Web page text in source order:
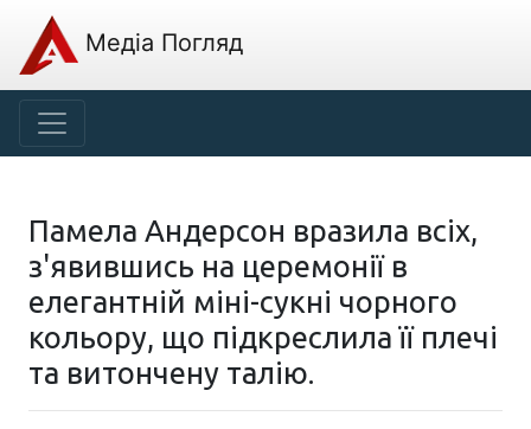
Медіа Погляд
Памела Андерсон вразила всіх,
з'явившись на церемонії в
елегантній міні-сукні чорного
кольору, що підкреслила її плечі
та витончену талію.